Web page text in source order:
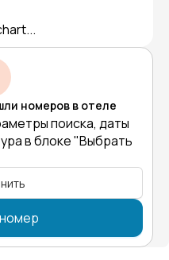
номеров в отеле
поиска, даты
в блоке "Выбрать